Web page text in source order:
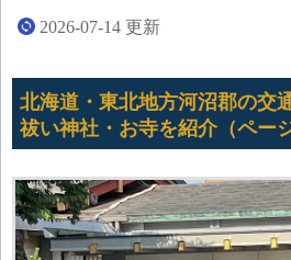
2026-07-14 更新
北海道・東北地方河沼郡の交
祓い神社・お寺を紹介（ページ